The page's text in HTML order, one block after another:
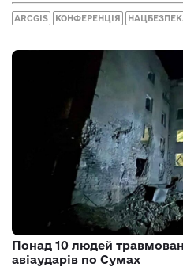
ARCGIS КОНФЕРЕНЦІЯ
Понад 10 людей
авіаударів по Сумах